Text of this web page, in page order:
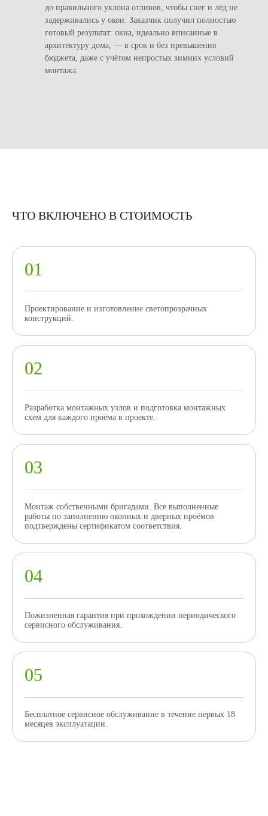
до правильного уклона отливов, чтобы снег и лёд не
задерживались у окон. Заказчик получил полностью
готовый результат: окна, идеально вписанные в
архитектуру дома, — в срок и без превышения
бюджета, даже с учётом непростых зимних условий
монтажа.
ЧТО ВКЛЮЧЕНО В СТОИМОСТЬ
Проектирование и изготовление светопрозрачных
конструкций.
Разработка монтажных узлов и подготовка монтажных
схем для каждого проёма в проекте.
Монтаж собственными бригадами. Все выполненные
работы по заполнению оконных и дверных проёмов
подтверждены сертификатом соответствия.
Пожизненная гарантия при прохождении периодического
сервисного обслуживания.
Бесплатное сервисное обслуживание в течение первых 18
месяцев эксплуатации.